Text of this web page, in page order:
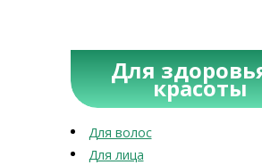
Для
красоты
Для волос
Для лица